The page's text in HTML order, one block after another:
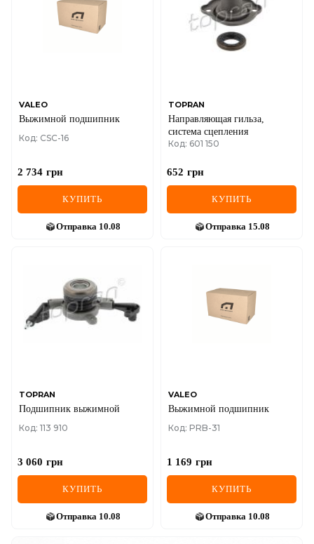
VALEO
Выжимной подшипник
Код: CSC-16
2 734 грн
КУПИТЬ
Отправка 10.08
TOPRAN
Направляющая гильза,
система сцепления
Код: 601 150
652 грн
КУПИТЬ
Отправка 15.08
TOPRAN
Подшипник выжимной
Код: 113 910
3 060 грн
КУПИТЬ
Отправка 10.08
VALEO
Выжимной подшипник
Код: PRB-31
1 169 грн
КУПИТЬ
Отправка 10.08